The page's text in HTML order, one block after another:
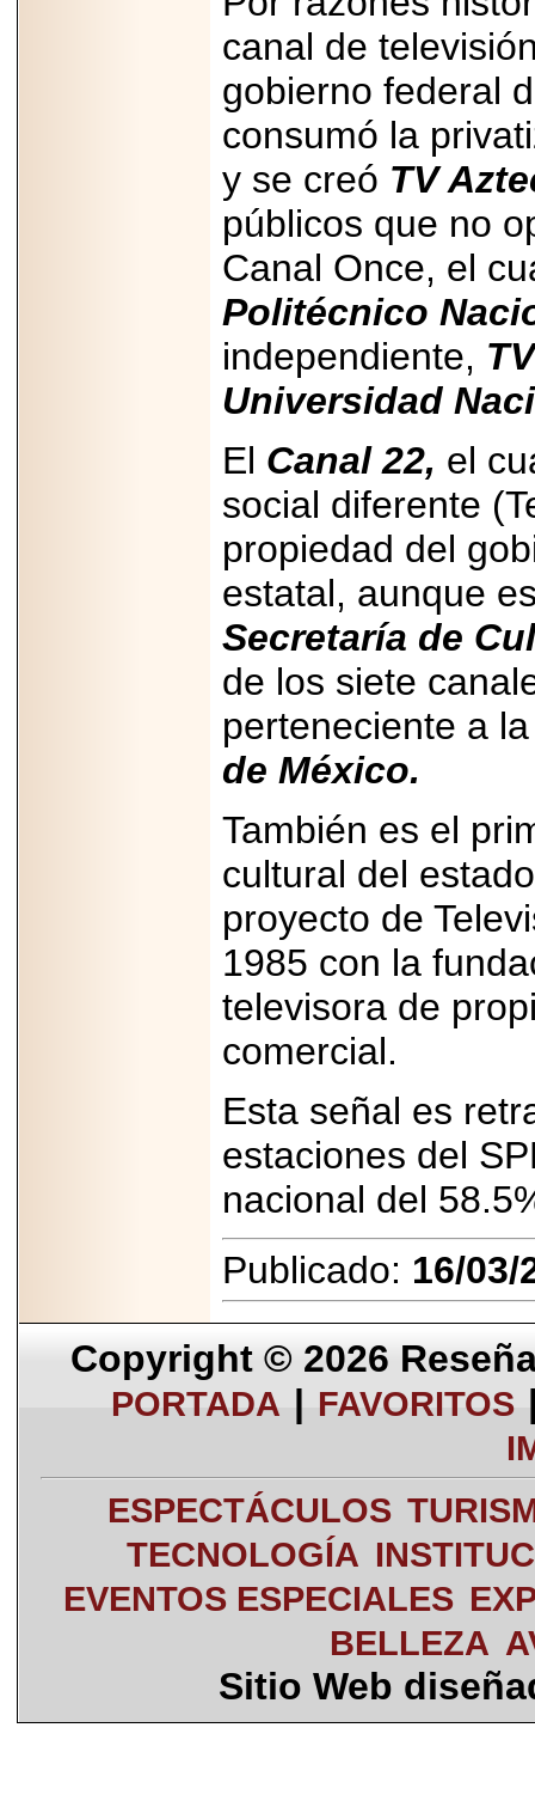
canal de
gobierno federal
consumó la
y se creó TV
públicos que no
Canal Once, el
Politécnico
independiente,
Universidad
El Canal 22, el
social diferente
propiedad del
estatal, aunque
Secretaría de
de los siete
perteneciente a
de México.
También es el
cultural del
proyecto de
1985 con la
televisora de
comercial.
Esta señal es
estaciones del
nacional del
Publicado: 16/03/
Copyright © 2026
PORTADA | FAVORITOS
ESPECTÁCULOS
TECNOLOGÍA
EVENTOS ESPECIALES
BELLEZA
Sitio Web